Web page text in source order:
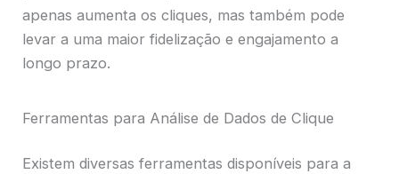
apenas aumenta os cliques, mas também pode
levar a uma maior fidelização e engajamento a
longo prazo.
Ferramentas para Análise de Dados de Clique
Existem diversas ferramentas disponíveis para a